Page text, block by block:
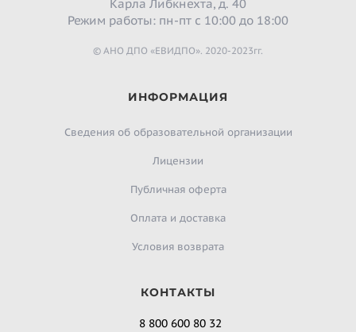
Карла Либкнехта, д. 40
Режим работы: пн-пт с 10:00 до 18:00
© АНО ДПО «ЕВИДПО». 2020-2023гг.
ИНФОРМАЦИЯ
Сведения об образовательной организации
Лицензии
Публичная оферта
Оплата и доставка
Условия возврата
КОНТАКТЫ
8 800 600 80 32